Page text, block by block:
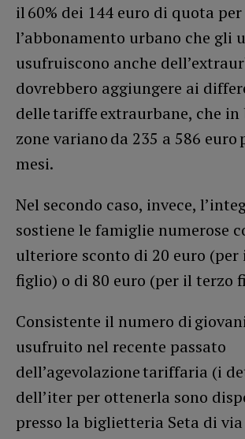
il 60% dei 144 euro di quota per
l’abbonamento urbano che gli
usufruiscono anche
dovrebbero aggiungere ai
delle tariffe extraurbane, che in
zone variano da 235 a 586 euro
mesi.
Nel secondo caso, invece,
sostiene le famiglie numerose
ulteriore sconto di 20 euro (per
figlio) o di 80 euro (per il terzo
Consistente il numero di
usufruito nel recente passato
dell’agevolazione tariffaria (i
dell’iter per ottenerla sono
presso la biglietteria Seta di